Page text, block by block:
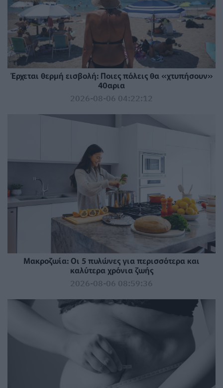
Έρχεται θερμή εισβολή: Ποιες πόλεις θα «χτυπήσουν»
40αρια
2026-08-06 04:22:12
Mακροζωία: Οι 5 πυλώνες για περισσότερα και
καλύτερα χρόνια ζωής
2026-08-06 08:59:36